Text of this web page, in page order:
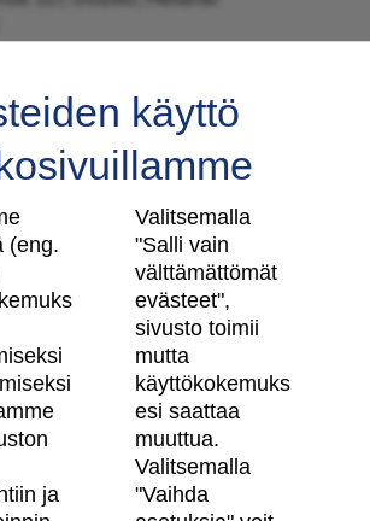
meistä
käyttö
(eng.
ja
Valitsemalla
"Salli vain
välttämättömät
evästeet",
sivusto toimii
mutta
käyttökokemuks
esi saattaa
muuttua.
Valitsemalla
"Vaihda